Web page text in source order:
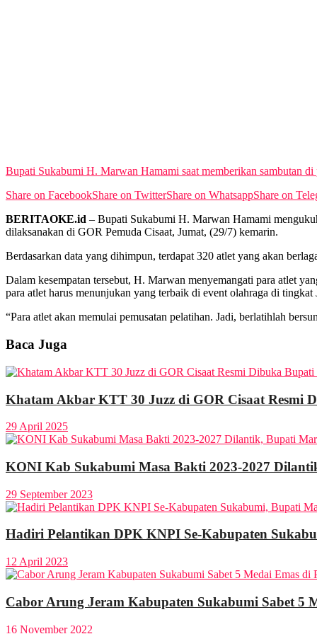
Bupati Sukabumi H. Marwan Hamami saat memberikan sambutan
Share on FacebookShare on TwitterShare on WhatsappShare on
BERITAOKE.id – Bupati Sukabumi H. Marwan Hamami
dilaksanakan di GOR Pemuda Cisaat, Jumat, (29/7) kemarin.
Berdasarkan data yang dihimpun, terdapat 320 atlet yang akan
Dalam kesempatan tersebut, H. Marwan menyemangati para atlet
para atlet harus menunjukan yang terbaik di event olahraga di tingkat
“Para atlet akan memulai pemusatan pelatihan. Jadi, berlatihlah
Baca Juga
Khatam Akbar KTT 30 Juzz di GOR Cisaat Resmi
29 April 2025
KONI Kab Sukabumi Masa Bakti 2023-2027
29 September 2023
Hadiri Pelantikan DPK KNPI Se-Kabupaten
12 April 2023
Cabor Arung Jeram Kabupaten Sukabumi Sabet 5
16 November 2022